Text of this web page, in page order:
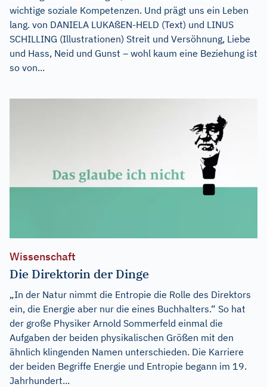
wichtige soziale Kompetenzen. Und prägt uns ein Leben
lang. von DANIELA LUKAßEN-HELD (Text) und LINUS
SCHILLING (Illustrationen) Streit und Versöhnung, Liebe
und Hass, Neid und Gunst – wohl kaum eine Beziehung ist
so von...
Wissenschaft
Die Direktorin der Dinge
„In der Natur nimmt die Entropie die Rolle des Direktors
ein, die Energie aber nur die eines Buchhalters.“ So hat
der große Physiker Arnold Sommerfeld einmal die
Aufgaben der beiden physikalischen Größen mit den
ähnlich klingenden Namen unterschieden. Die Karriere
der beiden Begriffe Energie und Entropie begann im 19.
Jahrhundert...